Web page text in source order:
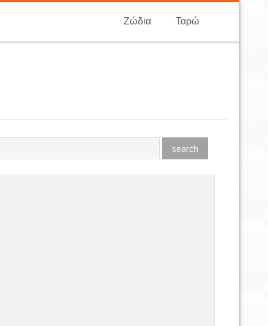
Ζώδια Ταρώ
search